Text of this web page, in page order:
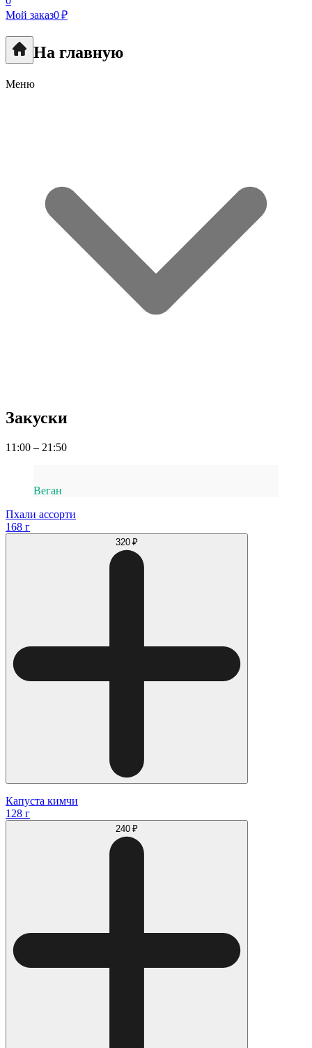
Мой заказ0 ₽
На главную
Меню
Закуски
11:00 – 21:50
Веган
Пхали ассорти
168 г
320 ₽
Капуста кимчи
128 г
240 ₽